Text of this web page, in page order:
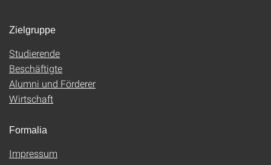
Zielgruppe
Studierende
Beschäftigte
Alumni und Förderer
Wirtschaft
Formalia
Impressum